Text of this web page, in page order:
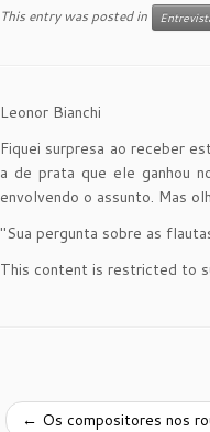
This entry was posted in
Leonor Bianchi
Fiquei surpresa ao receber
a de prata que ele ganhou
envolvendo o assunto. Mas
"Sua pergunta sobre as
This content is restricted to
← Os compositores nos